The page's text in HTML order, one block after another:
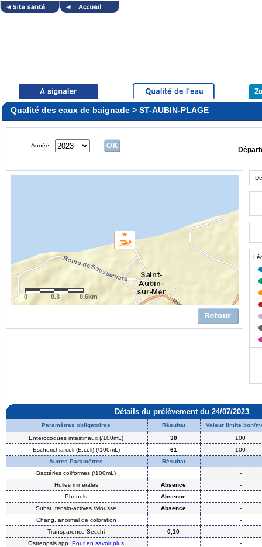
Qualité des eaux de baignade > ST-AUBIN-PLAGE
Année :
0 0.3 0.6km
Détails du prélèvement du 24/07/2023
Paramètres obligatoires Résultat
Valeur limite bon/
Entérocoques intestinaux (/100mL)
30
100
Escherichia coli (E.coli) (/100mL)
61
100
Autres Paramètres
Résultat
Bactéries coliformes (/100mL)
-
Huiles minérales
Absence
-
Phénols
Absence
-
Subst. tensio-actives /Mousse
Absence
-
Chang. anormal de coloration
-
Transparence Secchi
0,10
-
Ostreopsis spp.Pour en savoir plus
-